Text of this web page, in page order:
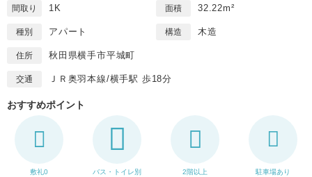
間取り 1K 面積 32.22m²
種別 アパート 構造 木造
住所 秋田県横手市平城町
交通 ＪＲ奥羽本線/横手駅 歩18分
おすすめポイント
敷礼0 バス・トイレ別 2階以上 駐車場あり